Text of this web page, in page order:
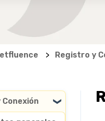
Registro y